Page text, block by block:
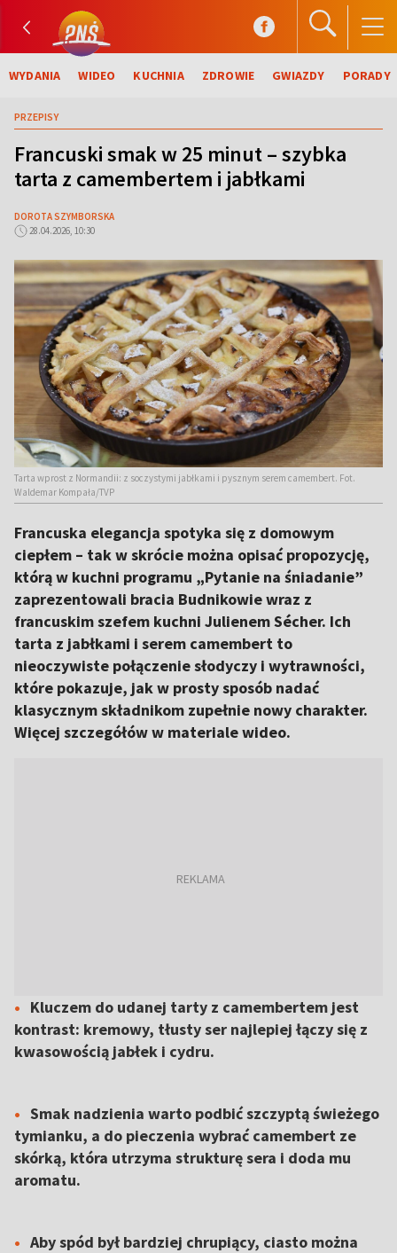
WYDANIA WIDEO KUCHNIA ZDROWIE GWIAZDY PORADY
PRZEPISY
Francuski smak w 25 minut – szybka
tarta z camembertem i jabłkami
DOROTA SZYMBORSKA
28.04.2026, 10:30
Tarta wprost z Normandii: z soczystymi jabłkami i pysznym serem camembert. Fot.
Waldemar Kompała/TVP
Francuska elegancja spotyka się z domowym
ciepłem – tak w skrócie można opisać propozycję,
którą w kuchni programu „Pytanie na śniadanie”
zaprezentowali bracia Budnikowie wraz z
francuskim szefem kuchni Julienem Sécher. Ich
tarta z jabłkami i serem camembert to
nieoczywiste połączenie słodyczy i wytrawności,
które pokazuje, jak w prosty sposób nadać
klasycznym składnikom zupełnie nowy charakter.
Więcej szczegółów w materiale wideo.
Kluczem do udanej tarty z camembertem jest
kontrast: kremowy, tłusty ser najlepiej łączy się z
kwasowością jabłek i cydru.
Smak nadzienia warto podbić szczyptą świeżego
tymianku, a do pieczenia wybrać camembert ze
skórką, która utrzyma strukturę sera i doda mu
aromatu.
Aby spód był bardziej chrupiący, ciasto można